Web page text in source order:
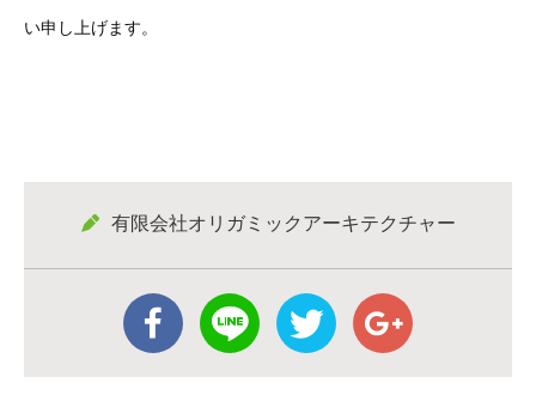
い申し上げます。
有限会社オリガミックアーキテクチャー